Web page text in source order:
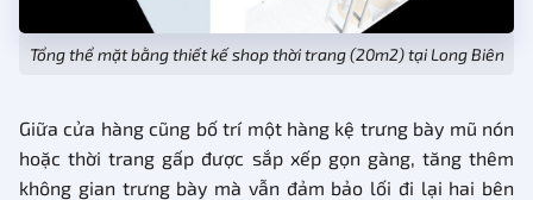
Tổng thể mặt bằng thiết kế shop thời trang (20m2) tại Long Biên
Giữa cửa hàng cũng bố trí một hàng kệ trưng bày mũ nón
hoặc thời trang gấp được sắp xếp gọn gàng, tăng thêm
không gian trưng bày mà vẫn đảm bảo lối đi lại hai bên